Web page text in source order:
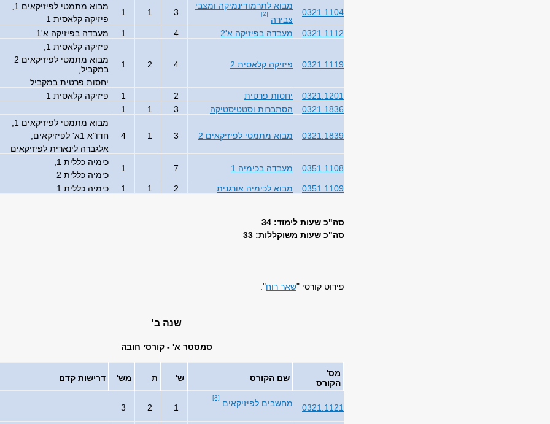
0321.1104
מבוא לתרמודינמיקה ומצבי
צבירה
[2]
3
1
1
מבוא מתמטי לפיזיקאים 1,
פיזיקה קלאסית 1
0321.1112
מעבדה בפיזיקה א'2 4
1 מעבדה בפיזיקה א'1
0321.1119 פיזיקה קלאסית 2 4
2
1
פיזיקה קלאסית 1,
מבוא מתמטי לפיזיקאים 2
במקביל,
יחסות פרטית במקביל
0321.1201
יחסות פרטית 2
1
פיזיקה קלאסית 1
0321.1836
הסתברות וסטטיסטיקה 3
1
1
0321.1839 מבוא מתמטי לפיזיקאים 2 3
1
4
מבוא מתמטי לפיזיקאים 1,
חדו"א 1א' לפיזיקאים,
אלגברה לינארית לפיזיקאים
0351.1108
מעבדה בכימיה 1 7
1
כימיה כללית 1,
כימיה כללית 2
0351.1109
מבוא לכימיה אורגנית 2
1
1 כימיה כללית 1
סה"כ שעות לימוד: 34
סה"כ שעות משוקללות: 33
פירוט קורסי "שאר רוח".
שנה ב'
סמסטר א' - קורסי חובה
מס'
הקורס
שם הקורס ש' ת מש' דרישות קדם
0321.1121 מחשבים לפיזיקאים
[3]
1
2
3